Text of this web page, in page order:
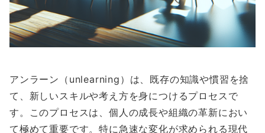
アンラーン（unlearning）は、既存の知識や慣習を捨
て、新しいスキルや考え方を身につけるプロセスで
す。このプロセスは、個人の成長や組織の革新におい
て極めて重要です。特に急速な変化が求められる現代